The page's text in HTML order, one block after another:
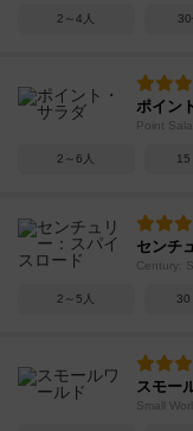
2～4人 30
ポイン
Point
2～6人 15
センチ
Century:
2～5人 30
スモー
Small